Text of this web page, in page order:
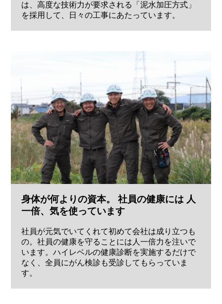
は、高度な技術力が要求される「泥水加圧方式」
を採用して、日々の工事にあたっています。
身体が何よりの資本。 社員の健康には 人
一倍、気を使っています
社員が元気でいてくれて初めて会社は成り立つも
の。社員の健康を守ることには人一倍力を注いで
います。ハイレベルの健康診断を実施するだけで
なく、全員にがん検診も受診してもらっていま
す。